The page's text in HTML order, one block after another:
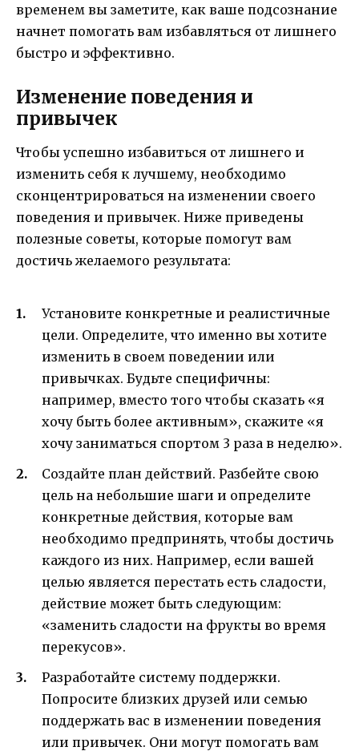
временем вы заметите, как ваше подсознание
начнет помогать вам избавляться от лишнего
быстро и эффективно.
Изменение поведения и
привычек
Чтобы успешно избавиться от лишнего и
изменить себя к лучшему, необходимо
сконцентрироваться на изменении своего
поведения и привычек. Ниже приведены
полезные советы, которые помогут вам
достичь желаемого результата:
Установите конкретные и реалистичные
цели. Определите, что именно вы хотите
изменить в своем поведении или
привычках. Будьте специфичны:
например, вместо того чтобы сказать «я
хочу быть более активным», скажите «я
хочу заниматься спортом 3 раза в неделю».
Создайте план действий. Разбейте свою
цель на небольшие шаги и определите
конкретные действия, которые вам
необходимо предпринять, чтобы достичь
каждого из них. Например, если вашей
целью является перестать есть сладости,
действие может быть следующим:
«заменить сладости на фрукты во время
перекусов».
Разработайте систему поддержки.
Попросите близких друзей или семью
поддержать вас в изменении поведения
или привычек. Они могут помогать вам